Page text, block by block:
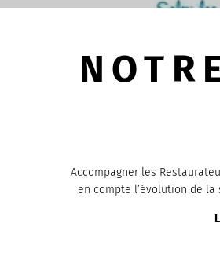
Accompagner les
en compte l’évolution de